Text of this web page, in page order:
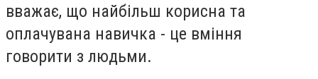
вважає, що найбільш корисна та
оплачувана навичка - це вміння
говорити з людьми.